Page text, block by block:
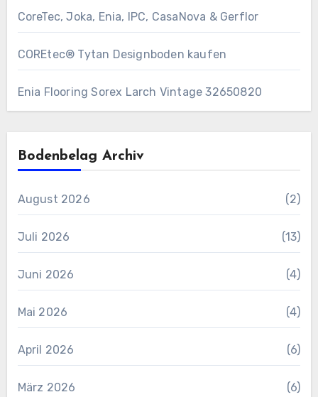
CoreTec, Joka, Enia, IPC, CasaNova & Gerflor
COREtec® Tytan Designboden kaufen
Enia Flooring Sorex ​Larch Vintage 32650820
Bodenbelag Archiv
August 2026 (2)
Juli 2026 (13)
Juni 2026 (4)
Mai 2026 (4)
April 2026 (6)
März 2026 (6)